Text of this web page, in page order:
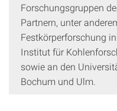
Forschungsgruppen
Partnern, unter
Festkörperforschung
Institut für
sowie an den
Bochum und Ulm.